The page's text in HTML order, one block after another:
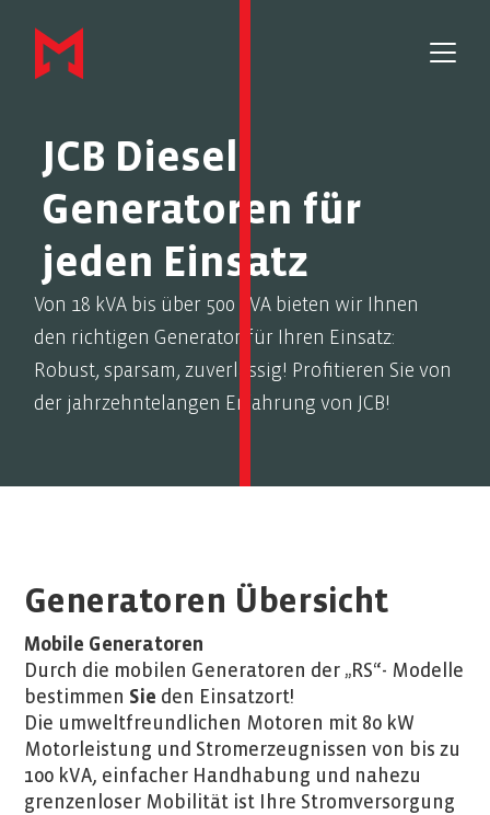
JCB Diesel-
Generatoren für
jeden Einsatz
Von 18 kVA bis über 500 kVA bieten wir Ihnen
den richtigen Generator für Ihren Einsatz:
Robust, sparsam, zuverlässig! Profitieren Sie von
der jahrzehntelangen Erfahrung von JCB!
Generatoren Übersicht
Mobile Generatoren
Durch die mobilen Generatoren der „RS“- Modelle
bestimmen Sie den Einsatzort!
Die umweltfreundlichen Motoren mit 80 kW
Motorleistung und Stromerzeugnissen von bis zu
100 kVA, einfacher Handhabung und nahezu
grenzenloser Mobilität ist Ihre Stromversorgung